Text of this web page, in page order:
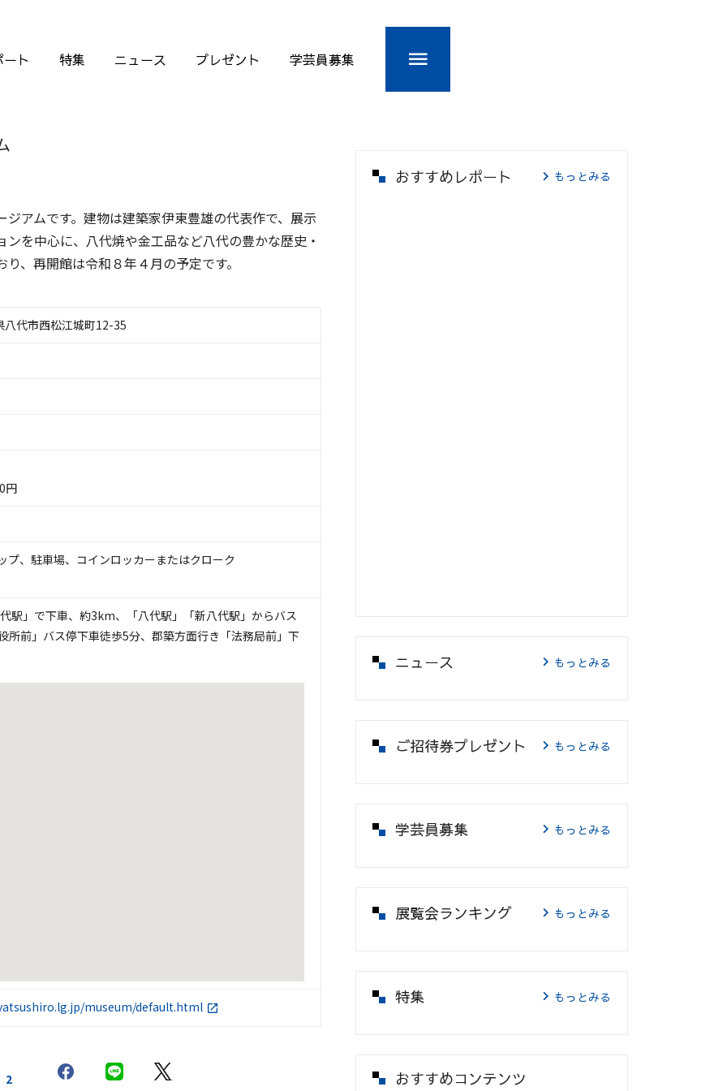
ト 特集 ニュース プレゼント 学芸員募集
アムです。建物は建築家伊東豊雄の代表作で、展示
を中心に、八代焼や金工品など八代の豊かな歴史・
、再開館は令和８年４月の予定です。
代市西松江城町12-35
円
プ、 駐車場、 コインロッカーまたはクローク
駅」で下車、約3km、「八代駅」「新八代駅」からバス
所前」バス停下車徒歩5分、郡築方面行き「法務局前」下
museum/default.html
2
おすすめレポート もっとみる
ニュース もっとみる
ご招待券プレゼント もっとみる
学芸員募集 もっとみる
展覧会ランキング もっとみる
特集 もっとみる
おすすめコンテンツ